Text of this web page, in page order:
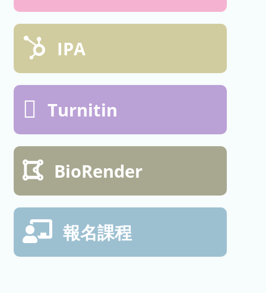
IPA
Turnitin
BioRender
報名課程